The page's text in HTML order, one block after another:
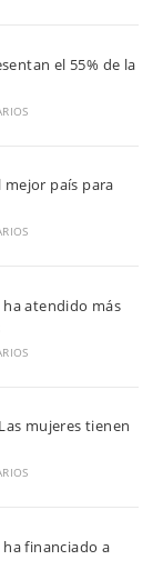
el 55% de la
mejor país para
atendido más
mujeres tienen
financiado a